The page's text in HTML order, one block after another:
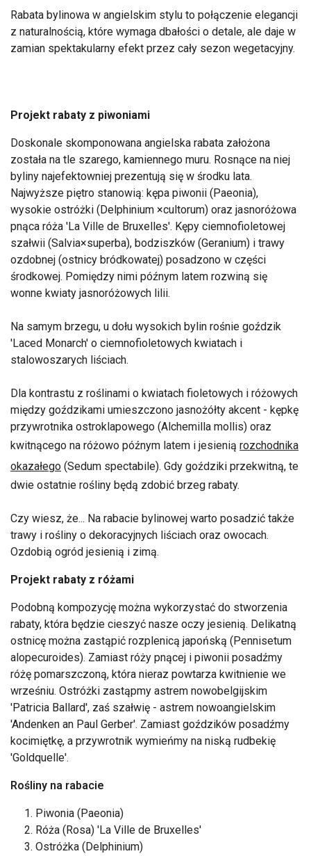
Rabata bylinowa w angielskim stylu to połączenie elegancji
z naturalnością, które wymaga dbałości o detale, ale daje w
zamian spektakularny efekt przez cały sezon wegetacyjny.
Projekt rabaty z piwoniami
Doskonale skomponowana angielska rabata założona
została na tle szarego, kamiennego muru. Rosnące na niej
byliny najefektowniej prezentują się w środku lata.
Najwyższe piętro stanowią: kępa piwonii (Paeonia),
wysokie ostróżki (Delphinium ×cultorum) oraz jasnoróżowa
pnąca róża 'La Ville de Bruxelles'. Kępy ciemnofioletowej
szałwii (Salvia×superba), bodziszków (Geranium) i trawy
ozdobnej (ostnicy bródkowatej) posadzono w części
środkowej. Pomiędzy nimi późnym latem rozwiną się
wonne kwiaty jasnoróżowych lilii.
Na samym brzegu, u dołu wysokich bylin rośnie goździk
'Laced Monarch' o ciemnofioletowych kwiatach i
stalowoszarych liściach.
Dla kontrastu z roślinami o kwiatach fioletowych i różowych
między goździkami umieszczono jasnożółty akcent - kępkę
przywrotnika ostroklapowego (Alchemilla mollis) oraz
kwitnącego na różowo późnym latem i jesienią rozchodnika
okazałego (Sedum spectabile). Gdy goździki przekwitną, te
dwie ostatnie rośliny będą zdobić brzeg rabaty.
Czy wiesz, że... Na rabacie bylinowej warto posadzić także
trawy i rośliny o dekoracyjnych liściach oraz owocach.
Ozdobią ogród jesienią i zimą.
Projekt rabaty z różami
Podobną kompozycję można wykorzystać do stworzenia
rabaty, która będzie cieszyć nasze oczy jesienią. Delikatną
ostnicę można zastąpić rozplenicą japońską (Pennisetum
alopecuroides). Zamiast róży pnącej i piwonii posadźmy
różę pomarszczoną, która nieraz powtarza kwitnienie we
wrześniu. Ostróżki zastąpmy astrem nowobelgijskim
'Patricia Ballard', zaś szałwię - astrem nowoangielskim
'Andenken an Paul Gerber'. Zamiast goździków posadźmy
kocimiętkę, a przywrotnik wymieńmy na niską rudbekię
'Goldquelle'.
Rośliny na rabacie
Piwonia (Paeonia)
Róża (Rosa) 'La Ville de Bruxelles'
Ostróżka (Delphinium)